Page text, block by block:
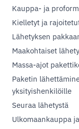
Kauppa- ja
Kielletyt ja
Lähetyksen
Maakohtaiset
Massa-ajot
Paketin
yksityishenkilöille
Seuraa lähetystä
Ulkomaankauppa